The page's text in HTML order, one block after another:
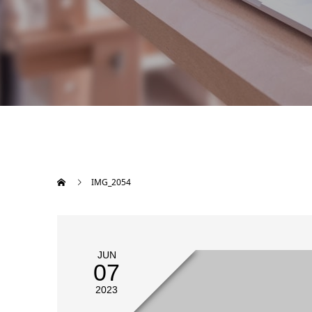
IMG_2054
JUN
07
2023